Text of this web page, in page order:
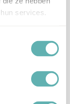
services.
hebben,